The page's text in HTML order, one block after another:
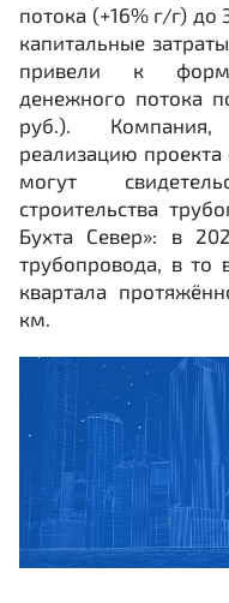
потока (+16% г/г)
капитальные
привели к
денежного потока
руб.).
реализацию проекта
могут
строительства
Бухта Север»: в
трубопровода, в то
квартала
км.